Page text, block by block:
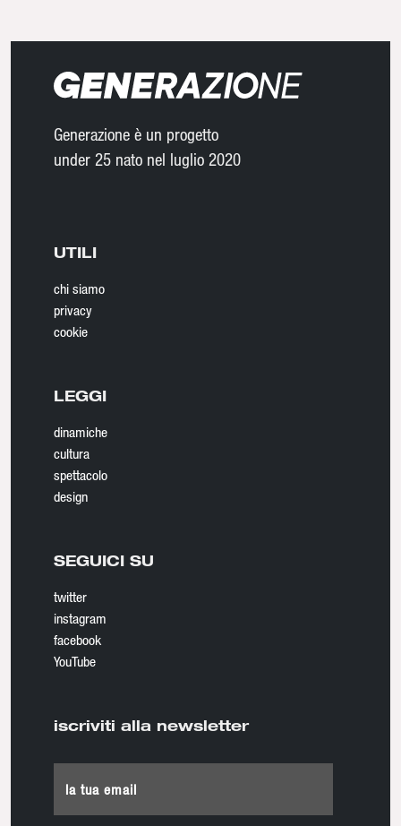
Generazione è un progetto
under 25 nato nel luglio 2020
UTILI
chi siamo
privacy
cookie
LEGGI
dinamiche
cultura
spettacolo
design
SEGUICI SU
twitter
instagram
facebook
YouTube
iscriviti alla newsletter
la tua email